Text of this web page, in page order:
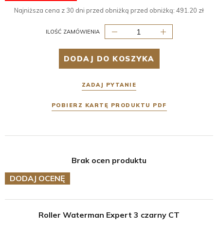
Najniższa cena z 30 dni przed obniżką przed obniżką: 491.20 zł
ILOŚĆ ZAMÓWIENIA
DODAJ DO KOSZYKA
ZADAJ PYTANIE
POBIERZ KARTĘ PRODUKTU PDF
Brak ocen produktu
DODAJ OCENĘ
Roller Waterman Expert 3 czarny CT